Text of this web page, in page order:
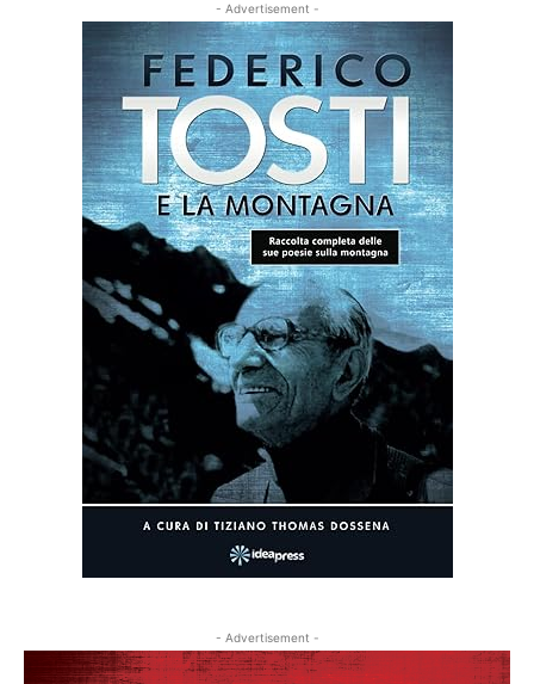
- Advertisement -
- Advertisement -